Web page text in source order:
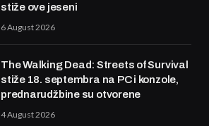
stiže ove jeseni
6 August 2026
The Walking Dead: Streets of Survival
stiže 18. septembra na PC i konzole,
prednarudžbine su otvorene
4 August 2026